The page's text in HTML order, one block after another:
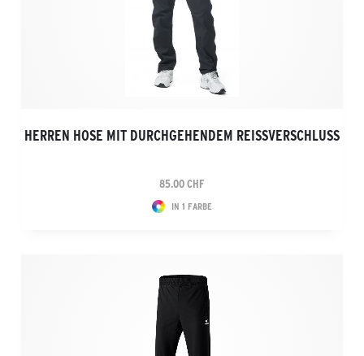
HERREN HOSE MIT DURCHGEHENDEM REISSVERSCHLUSS
85.00 CHF
IN 1 FARBE